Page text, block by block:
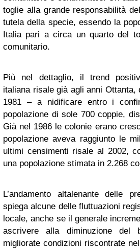
toglie alla grande responsabilità
tutela della specie, essendo la
Italia pari a circa un quarto del
comunitario.
Più nel dettaglio, il trend
italiana risale già agli anni Ottanta,
1981 – a nidificare entro i
popolazione di sole 700 coppie,
Già nel 1986 le colonie erano
popolazione aveva raggiunto le
ultimi censimenti risale al 2002,
una popolazione stimata in 2.268
L’andamento altalenante delle
spiega alcune delle fluttuazioni
locale, anche se il generale
ascrivere alla diminuzione del
migliorate condizioni riscontrate